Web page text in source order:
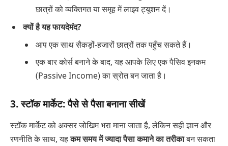
छात्रों को व्यक्तिगत या समूह में लाइव ट्यूशन दें।
क्यों है यह फायदेमंद?
आप एक साथ सैकड़ों-हजारों छात्रों तक पहुँच सकते हैं।
एक बार कोर्स बनाने के बाद, यह आपके लिए एक पैसिव इनकम
(Passive Income) का स्रोत बन जाता है।
3. स्टॉक मार्केट: पैसे से पैसा बनाना सीखें
स्टॉक मार्केट को अक्सर जोखिम भरा माना जाता है, लेकिन सही ज्ञान और
रणनीति के साथ, यहकम समय में ज्यादा पैसा कमाने का तरीकाबन सकता